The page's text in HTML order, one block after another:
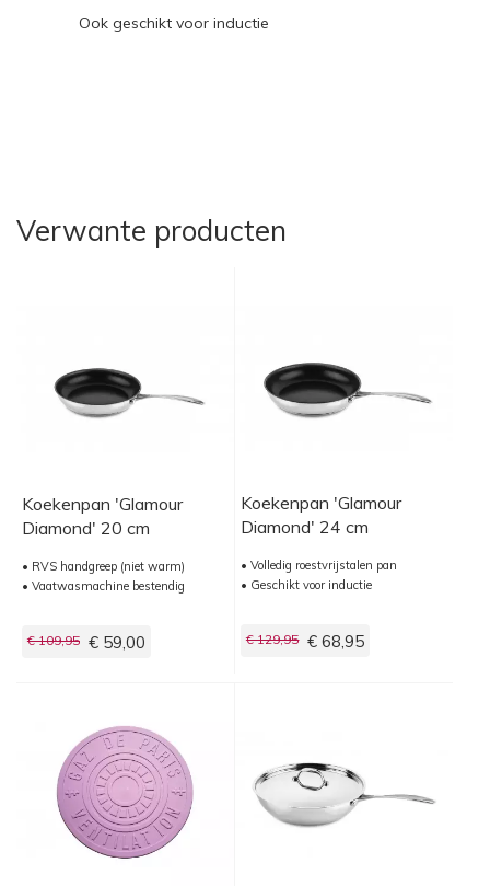
Ook geschikt voor inductie
Verwante producten
Koekenpan 'Glamour
Diamond' 20 cm
• RVS handgreep (niet warm)
• Vaatwasmachine bestendig
€ 109,95 € 59,00
Koekenpan 'Glamour
Diamond' 24 cm
• Volledig roestvrijstalen pan
• Geschikt voor inductie
€ 129,95 € 68,95